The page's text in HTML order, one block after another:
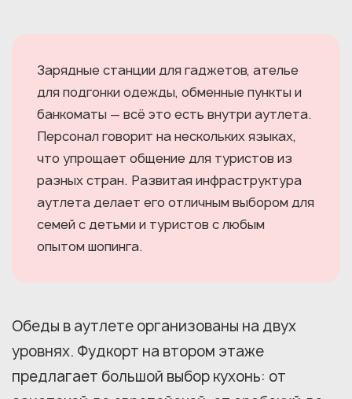
Зарядные станции для гаджетов, ателье
для подгонки одежды, обменные пункты и
банкоматы — всё это есть внутри аутлета.
Персонал говорит на нескольких языках,
что упрощает общение для туристов из
разных стран. Развитая инфраструктура
аутлета делает его отличным выбором для
семей с детьми и туристов с любым
опытом шопинга.
Обеды в аутлете организованы на двух
уровнях. Фудкорт на втором этаже
предлагает большой выбор кухонь: от